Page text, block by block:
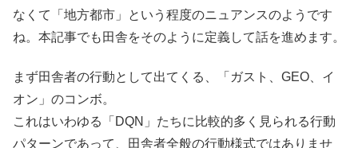
なくて「地方都市」という程度のニュアンスのようです
ね。本記事でも田舎をそのように定義して話を進めます。
まず田舎者の行動として出てくる、「ガスト、GEO、イ
オン」のコンボ。
これはいわゆる「DQN」たちに比較的多く見られる行動
パターンであって、田舎者全般の行動様式ではありませ